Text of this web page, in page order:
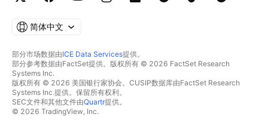
简体中文
部分市场数据由ICE Data Services提供。
部分参考数据由FactSet提供。版权所有 © 2026 FactSet Research
Systems Inc.
版权所有 © 2026 美国银行家协会。CUSIP数据库由FactSet Research
Systems Inc.提供。保留所有权利。
SEC文件和其他文件由Quartr提供。
© 2026 TradingView, Inc.